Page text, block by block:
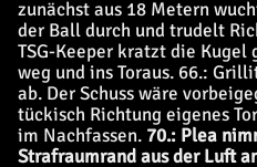
zunächst aus 18 Metern
der Ball durch und trudelt
TSG-Keeper kratzt die
weg und ins Toraus. 66.:
ab. Der Schuss wäre
tückisch Richtung eigenes
im Nachfassen. 70.: Plea
Strafraumrand aus der Luft